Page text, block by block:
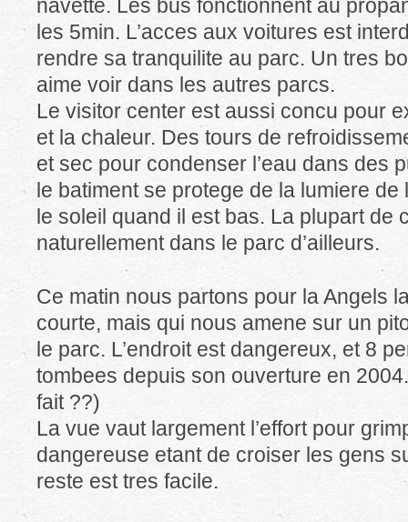
navette. Les bus fonctionnent au
les 5min. L’acces aux voitures est
rendre sa tranquilite au parc. Un tres
aime voir dans les autres parcs.
Le visitor center est aussi concu pour
et la chaleur. Des tours de
et sec pour condenser l’eau dans des
le batiment se protege de la lumiere de
le soleil quand il est bas. La plupart de
naturellement dans le parc d’ailleurs.
Ce matin nous partons pour la Angels
courte, mais qui nous amene sur un
le parc. L’endroit est dangereux, et 8
tombees depuis son ouverture en
fait ??)
La vue vaut largement l’effort pour
dangereuse etant de croiser les gens
reste est tres facile.